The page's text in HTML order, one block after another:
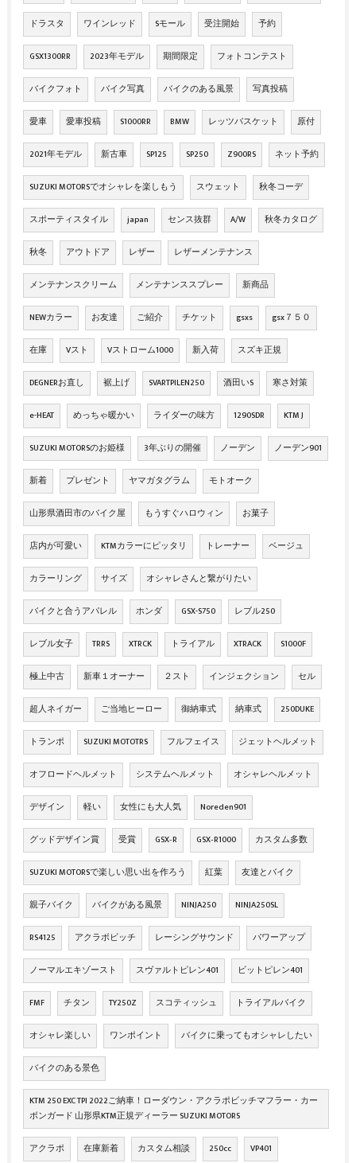
ドラスタ ワインレッド Sモール 受注開始 予約
GSX1300RR 2023年モデル 期間限定 フォトコンテスト
バイクフォト バイク写真 バイクのある風景 写真投稿
愛車 愛車投稿 S1000RR BMW レッツバスケット 原付
2021年モデル 新古車 SP125 SP250 Z900RS ネット予約
SUZUKI MOTORSでオシャレを楽しもう スウェット 秋冬コーデ
スポーティスタイル japan センス抜群 A/W 秋冬カタログ
秋冬 アウトドア レザー レザーメンテナンス
メンテナンスクリーム メンテナンススプレー 新商品
NEWカラー お友達 ご紹介 チケット gsxs gsx７５０
在庫 Vスト Vストローム1000 新入荷 スズキ正規
DEGNERお直し 裾上げ SVARTPILEN250 酒田いS 寒さ対策
e-HEAT めっちゃ暖かい ライダーの味方 1290SDR KTM J
SUZUKI MOTORSのお姫様 3年ぶりの開催 ノーデン ノーデン901
新着 プレゼント ヤマガタグラム モトオーク
山形県酒田市のバイク屋 もうすぐハロウィン お菓子
店内が可愛い KTMカラーにピッタリ トレーナー ベージュ
カラーリング サイズ オシャレさんと繋がりたい
バイクと合うアパレル ホンダ GSX-S750 レブル250
レブル女子 TRRS XTRCK トライアル XTRACK S1000F
極上中古 新車１オーナー ２スト インジェクション セル
超人ネイガー ご当地ヒーロー 御納車式 納車式 250DUKE
トランポ SUZUKI MOTOTRS フルフェイス ジェットヘルメット
オフロードヘルメット システムヘルメット オシャレヘルメット
デザイン 軽い 女性にも大人気 Noreden901
グッドデザイン賞 受賞 GSX‐R GSX‐R1000 カスタム多数
SUZUKI MOTORSで楽しい思い出を作ろう 紅葉 友達とバイク
親子バイク バイクがある風景 NINJA250 NINJA250SL
RS4125 アクラボビッチ レーシングサウンド パワーアップ
ノーマルエキゾースト スヴァルトピレン401 ビットピレン401
FMF チタン TY250Z スコティッシュ トライアルバイク
オシャレ楽しい ワンポイント バイクに乗ってもオシャレしたい
バイクのある景色
KTM 250 EXC TPI 2022ご納車！ローダウン・アクラポビッチマフラー・カー
ボンガード 山形県KTM正規ディーラー SUZUKI MOTORS
アクラポ 在庫新着 カスタム相談 250cc VP401